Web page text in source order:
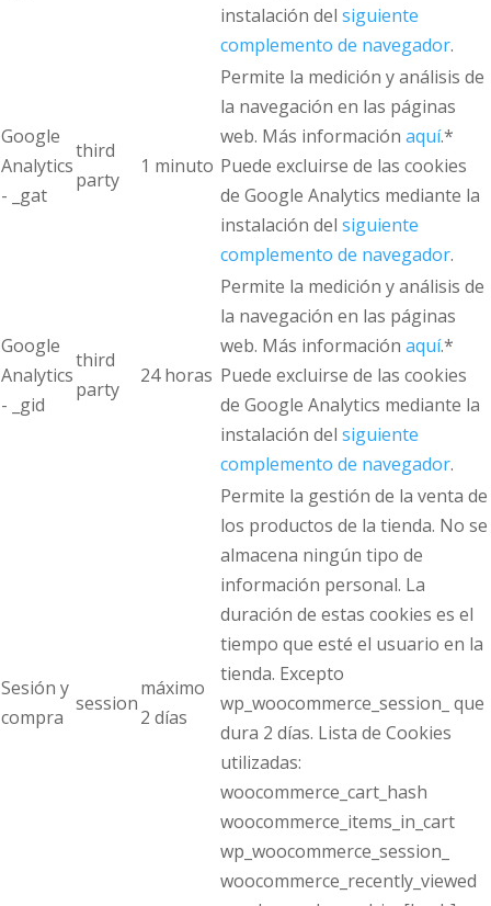
instalación del siguiente
complemento de navegador.
Google
Analytics
- _gat
third
party
1 minuto
Permite la medición y análisis de
la navegación en las páginas
web. Más información aquí.*
Puede excluirse de las cookies
de Google Analytics mediante la
instalación del siguiente
complemento de navegador.
Google
Analytics
- _gid
third
party
24 horas
Permite la medición y análisis de
la navegación en las páginas
web. Más información aquí.*
Puede excluirse de las cookies
de Google Analytics mediante la
instalación del siguiente
complemento de navegador.
Sesión y
compra
session
máximo
2 días
Permite la gestión de la venta de
los productos de la tienda. No se
almacena ningún tipo de
información personal. La
duración de estas cookies es el
tiempo que esté el usuario en la
tienda. Excepto
wp_woocommerce_session_ que
dura 2 días. Lista de Cookies
utilizadas:
woocommerce_cart_hash
woocommerce_items_in_cart
wp_woocommerce_session_
woocommerce_recently_viewed